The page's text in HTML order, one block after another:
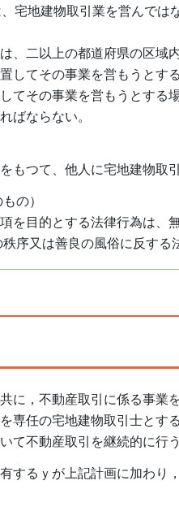
宅地建物取引業を営んではな
、二以上の都道府県の区域
してその事業を営もうとす
てその事業を営もうとする
ばならない。
つて、他人に宅地建物取
の）
を目的とする法律行為は、無
序又は善良の風俗に反する
，不動産取引に係る事業
専任の宅地建物取引士とす
て不動産取引を継続的に行
するｙが上記計画に加わり